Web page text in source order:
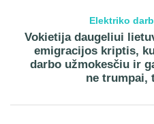
Elektriko
Vokietija daugeliui
emigracijos kriptis,
darbo užmokesčiu ir
ne trumpai,